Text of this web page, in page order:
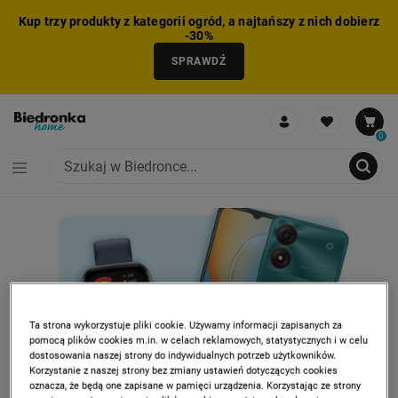
Kup trzy produkty z kategorii ogród, a najtańszy z nich dobierz
-30%
SPRAWDŹ
0
DODANO PRODUKT DO KOSZYKA
ZMNIEJSZONO LICZBĘ PRODUKTÓW
USUNIĘTO PRODUKT Z KOSZYKA
ZESTAW DODANY DO KOSZYKA
NIE MOŻNA BYŁO DODAĆ CAŁEGO ZESTAWU DO KOSZYKA
Ta strona wykorzystuje pliki cookie. Używamy informacji zapisanych za
pomocą plików cookies m.in. w celach reklamowych, statystycznych i w celu
dostosowania naszej strony do indywidualnych potrzeb użytkowników.
Korzystanie z naszej strony bez zmiany ustawień dotyczących cookies
oznacza, że będą one zapisane w pamięci urządzenia. Korzystając ze strony